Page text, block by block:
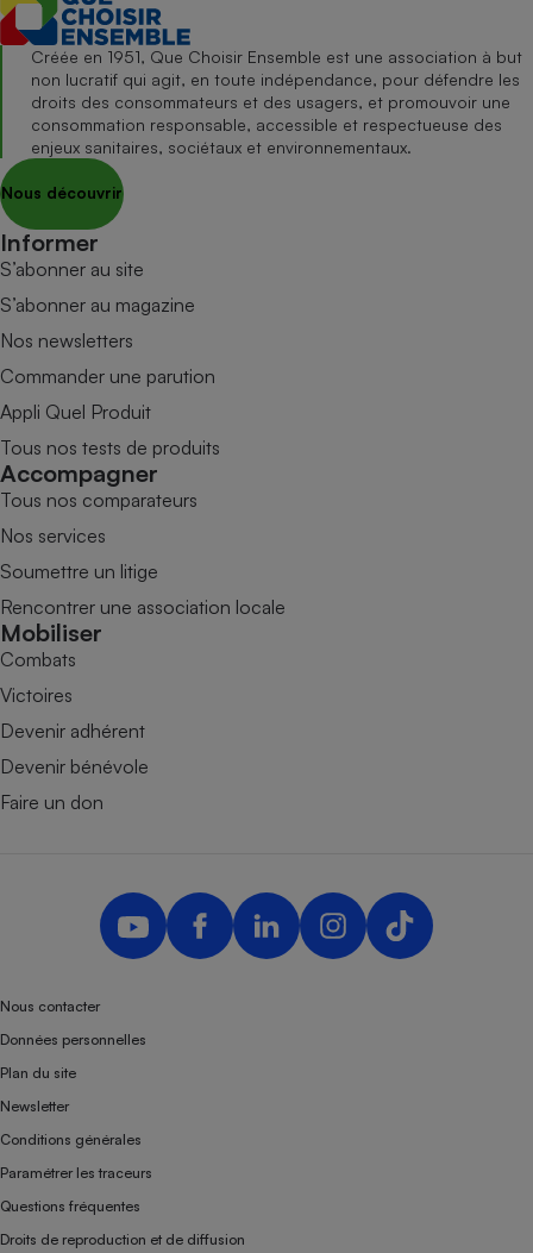
Créée en 1951, Que Choisir Ensemble est une association à but
non lucratif qui agit, en toute indépendance, pour défendre les
droits des consommateurs et des usagers, et promouvoir une
consommation responsable, accessible et respectueuse des
enjeux sanitaires, sociétaux et environnementaux.
Nous découvrir
Informer
S’abonner au site
S’abonner au magazine
Nos newsletters
Commander une parution
Appli Quel Produit
Tous nos tests de produits
Accompagner
Tous nos comparateurs
Nos services
Soumettre un litige
Rencontrer une association locale
Mobiliser
Combats
Victoires
Devenir adhérent
Devenir bénévole
Faire un don
Nous contacter
Données personnelles
Plan du site
Newsletter
Conditions générales
Paramétrer les traceurs
Questions fréquentes
Droits de reproduction et de diffusion